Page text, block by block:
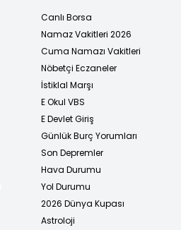
Canlı Borsa
Namaz Vakitleri 2026
Cuma Namazı Vakitleri
Nöbetçi Eczaneler
İstiklal Marşı
E Okul VBS
E Devlet Giriş
Günlük Burç Yorumları
Son Depremler
Hava Durumu
Yol Durumu
2026 Dünya Kupası
Astroloji